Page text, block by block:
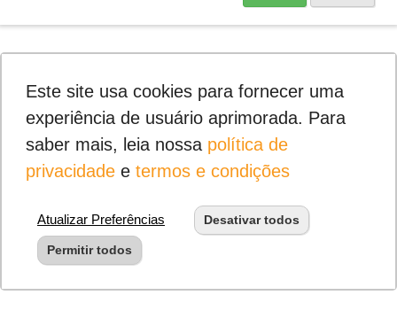
Este site usa cookies para fornecer uma
experiência de usuário aprimorada. Para
saber mais, leia nossa política de
privacidadee termos e condições
Atualizar Preferências Desativar todos
Permitir todos